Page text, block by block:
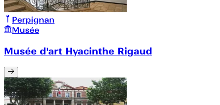
Perpignan
Musée
Musée d'art Hyacinthe Rigaud